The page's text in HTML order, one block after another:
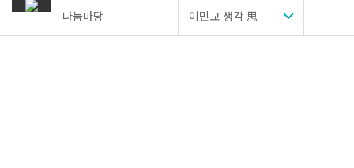
나눔마당 이민교 생각 思